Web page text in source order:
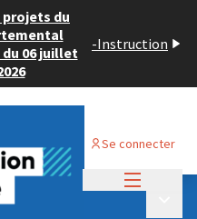
du
du 06 juillet
-Instruction
Se connecter